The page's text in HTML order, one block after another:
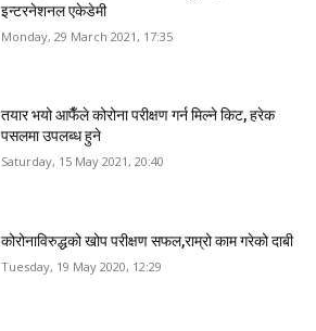
इन्टरनेशनल एकेडेमी
Monday, 29 March 2021, 17:35
तयार भयो आफैँले कोरोना परीक्षण गर्न मिल्ने किट, हरेक
पसलमा उपलब्ध हुने
Saturday, 15 May 2021, 20:40
कोरोनाविरुद्धको खोप परीक्षण सफल,राम्रो काम गरेको दाबी
Tuesday, 19 May 2020, 12:29